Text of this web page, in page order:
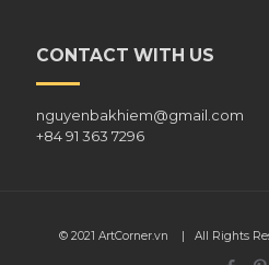
CONTACT WITH US
nguyenbakhiem@gmail.com
+84 91 363 7296
© 2021 ArtCorner.vn | All Rights